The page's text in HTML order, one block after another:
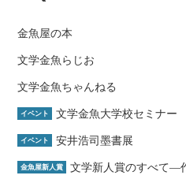
金魚屋の本
文学金魚らじお
文学金魚ちゃんねる
イベント 文学金魚大学校セミナー
イベント 安井浩司墨書展
金魚屋新人賞 文学新人賞のすべて―